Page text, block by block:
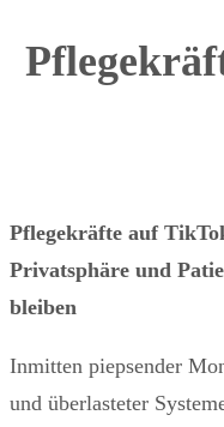
Pflegekräfte auf
Privatsphäre und
bleiben
Inmitten piepsender
und überlasteter